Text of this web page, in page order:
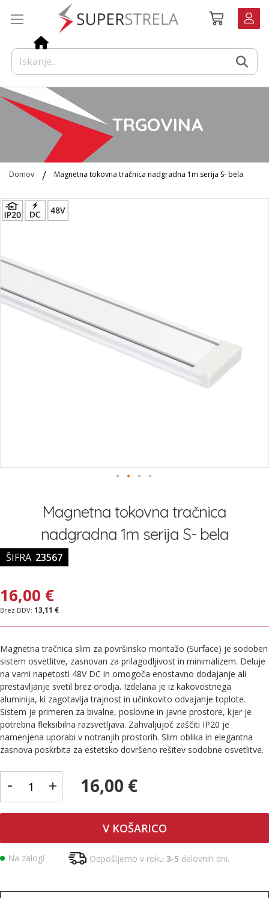
Košarica
TRGOVINA
Domov Magnetna tokovna tračnica nadgradna 1m serija S- bela
Preskoči
na
Magnetna tokovna tračnica
nadgradna 1m serija S- bela
ŠIFRA 23567
16,00 €
13,11 €
Magnetna tračnica slim za površinsko montažo (Surface) je sodoben
sistem osvetlitve, zasnovan za prilagodljivost in minimalizem. Deluje
na varni napetosti 48V DC in omogoča enostavno dodajanje ali
prestavljanje svetil brez orodja. Izdelana je iz kakovostnega
aluminija, ki zagotavlja trajnost in učinkovito odvajanje toplote.
Sistem je primeren za bivalne, poslovne in javne prostore, kjer je
potrebna fleksibilna razsvetljava. Zahvaljujoč zaščiti IP20 je
namenjena uporabi v notranjih prostorih. Slim oblika in elegantna
zasnova poskrbita za estetsko dovršeno rešitev sodobne osvetlitve.
- + 16,00 €
V KOŠARICO
Na zalogi Odpošljemo v roku 3-5 delovnih dni.